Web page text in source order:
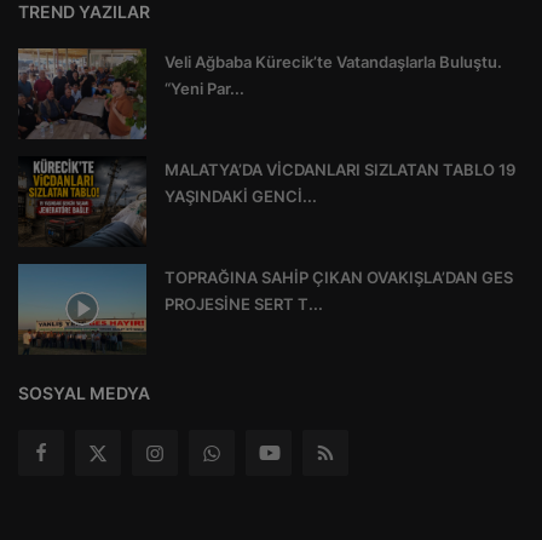
TREND YAZILAR
Veli Ağbaba Kürecik’te Vatandaşlarla Buluştu.
“Yeni Par...
MALATYA’DA VİCDANLARI SIZLATAN TABLO 19
YAŞINDAKİ GENCİ...
TOPRAĞINA SAHİP ÇIKAN OVAKIŞLA’DAN GES
PROJESİNE SERT T...
SOSYAL MEDYA